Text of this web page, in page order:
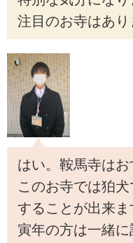
注目のお寺はあり
はい。鞍馬寺はお
このお寺では狛
することが出来ま
寅年の方は一緒